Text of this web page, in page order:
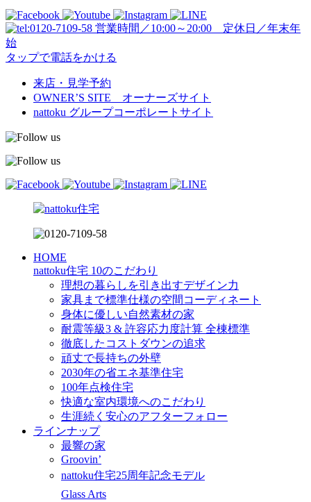
営業時間／10:00～20:00 定休日／年末年
始
タップで電話をかける
来店・見学予約
OWNER’S SITE オーナーズサイト
nattoku グループコーポレートサイト
HOME
nattoku住宅 10のこだわり
理想の暮らしを引き出すデザイン力
家具まで標準仕様の空間コーディネート
身体に優しい自然素材の家
耐震等級3 & 許容応力度計算 全棟標準
徹底したコストダウンの追求
頑丈で長持ちの外壁
2030年の省エネ基準住宅
100年点検住宅
快適な室内環境へのこだわり
生涯続く安心のアフターフォロー
ラインナップ
最響の家
Groovin’
nattoku住宅25周年記念モデル
Glass Arts